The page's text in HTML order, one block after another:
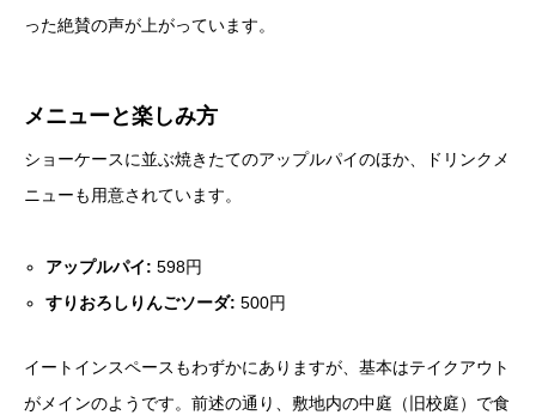
った絶賛の声が上がっています。
メニューと楽しみ方
ショーケースに並ぶ焼きたてのアップルパイのほか、ドリンクメ
ニューも用意されています。
アップルパイ: 598円
すりおろしりんごソーダ: 500円
イートインスペースもわずかにありますが、基本はテイクアウト
がメインのようです。前述の通り、敷地内の中庭（旧校庭）で食